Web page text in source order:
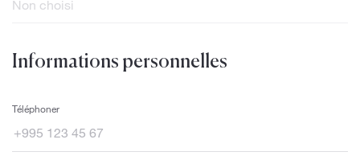
Informations personnelles
Téléphoner